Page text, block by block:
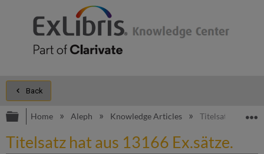
Back
Expand/collapse global hierarchy
Home Aleph Knowledge Articles Titelsatz hat aus
Titelsatz hat aus 13166 Ex.sätze.